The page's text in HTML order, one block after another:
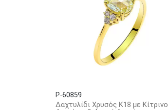
P-60859
Δαχτυλίδι Χρυσός Κ18 με Κίτρινο